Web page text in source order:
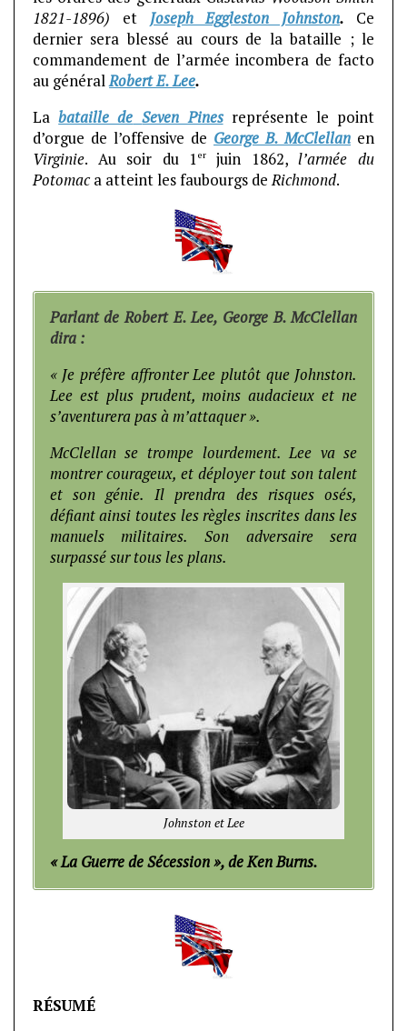
1821-1896) et Joseph Eggleston Johnston. Ce
dernier sera blessé au cours de la bataille ; le
commandement de l’armée incombera de facto
au généralRobert E. Lee.
Labataille de Seven Pinesreprésente le point
d’orgue de l’offensive de George B. McClellanen
Virginie. Au soir du 1er juin 1862,l’armée du
Potomaca atteint les faubourgs deRichmond.
Parlant de Robert E. Lee, George B. McClellan
dira :
« Je préfère affronter Lee plutôt que Johnston.
Lee est plus prudent, moins audacieux et ne
s’aventurera pas à m’attaquer ».
McClellan se trompe lourdement. Lee va se
montrer courageux, et déployer tout son talent
et son génie. Il prendra des risques osés,
défiant ainsi toutes les règles inscrites dans les
manuels militaires. Son adversaire sera
surpassé sur tous les plans.
Johnston et Lee
« La Guerre de Sécession », de Ken Burns.
RÉSUMÉ